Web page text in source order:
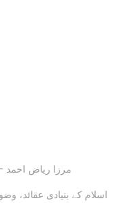
مرزا ریاض احمد –
اسلام کے بنیادی عقائد،